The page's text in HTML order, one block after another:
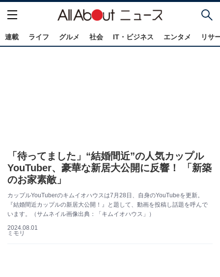
連載 ライフ グルメ 社会 IT・ビジネス エンタメ リサ
「待ってました」“結婚間近”の人気カップル
YouTuber、豪華な新居大公開に反響！ 「新築
のお家素敵」
カップルYouTuberのキムイオハウスは7月28日、自身のYouTubeを更新。
『結婚間近カップルの新居大公開！』と題して、動画を投稿し話題を呼んで
います。（サムネイル画像出典：「キムイオハウス」）
2024.08.01
ミモリ